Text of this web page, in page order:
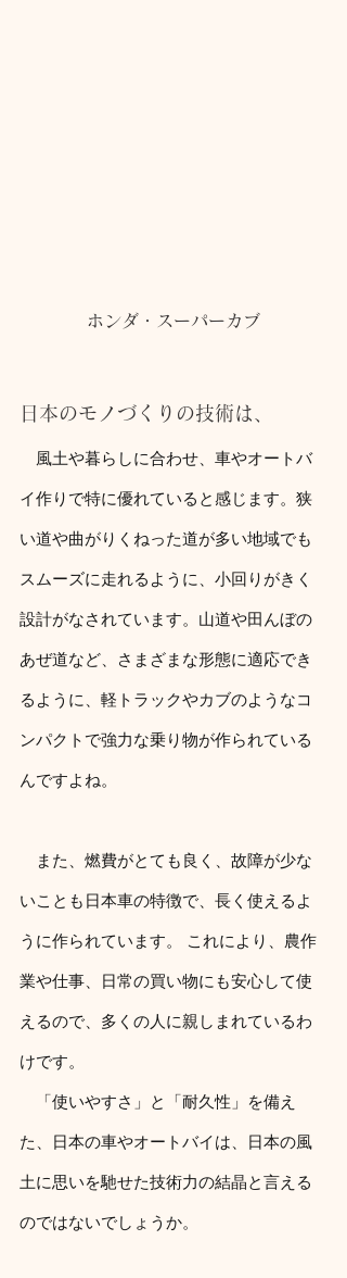
ホンダ・スーパーカブ
日本のモノづくりの技術は、
風土や暮らしに合わせ、車やオートバ
イ作りで特に優れていると感じます。狭
い道や曲がりくねった道が多い地域でも
スムーズに走れるように、小回りがきく
設計がなされています。山道や田んぼの
あぜ道など、さまざまな形態に適応でき
るように、軽トラックやカブのようなコ
ンパクトで強力な乗り物が作られている
んですよね。
また、燃費がとても良く、故障が少な
いことも日本車の特徴で、長く使えるよ
うに作られています。 これにより、農作
業や仕事、日常の買い物にも安心して使
えるので、多くの人に親しまれているわ
けです。
「使いやすさ」と「耐久性」を備え
た、日本の車やオートバイは、日本の風
土に思いを馳せた技術力の結晶と言える
のではないでしょうか。